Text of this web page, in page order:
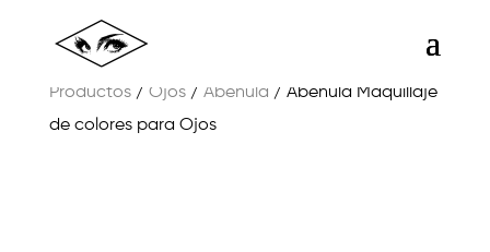
Productos/ Ojos/ Abéñula / Abéñula Maquillaje
de colores para Ojos